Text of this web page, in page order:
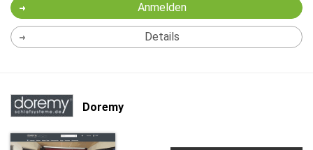
Anmelden
Details
Doremy